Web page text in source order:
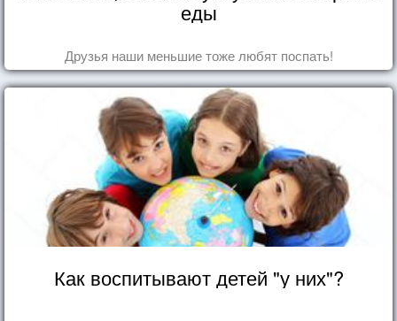
еды
Друзья наши меньшие тоже любят поспать!
Как воспитывают детей "у них"?